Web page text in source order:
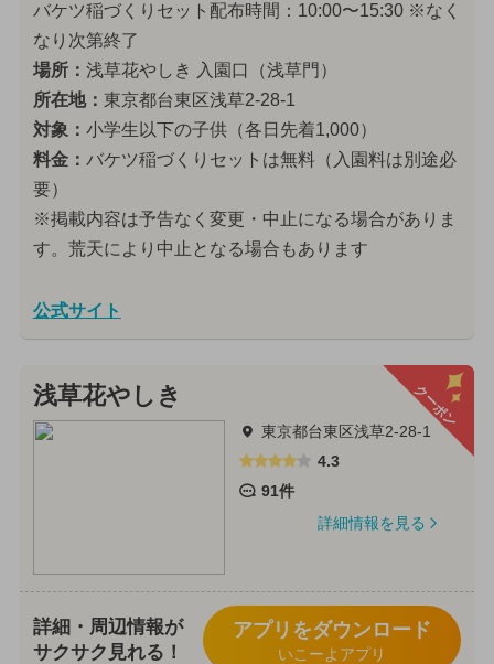
バケツ稲づくりセット配布時間：10:00〜15:30 ※なく
なり次第終了
場所： 浅草花やしき 入園口（浅草門）
所在地： 東京都台東区浅草2-28-1
対象： 小学生以下の子供（各日先着1,000）
料金： バケツ稲づくりセットは無料（入園料は別途必
要）
※掲載内容は予告なく変更・中止になる場合がありま
す。荒天により中止となる場合もあります
公式サイト
クーポン
浅草花やしき
東京都台東区浅草2-28-1
4.3
91件
詳細情報を見る
詳細・周辺情報が
サクサク見れる！
アプリをダウンロード
いこーよアプリ